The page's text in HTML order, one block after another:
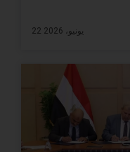
22 يونيو، 2026